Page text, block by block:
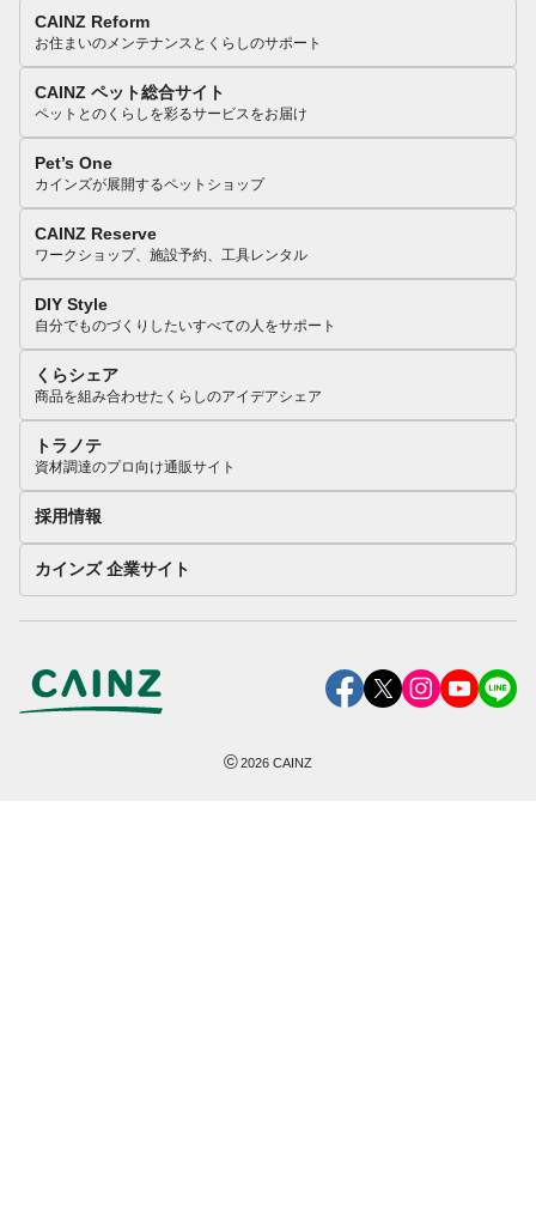
CAINZ Reform
お住まいのメンテナンスとくらしのサポート
CAINZ ペット総合サイト
ペットとのくらしを彩るサービスをお届け
Pet’s One
カインズが展開するペットショップ
CAINZ Reserve
ワークショップ、施設予約、工具レンタル
DIY Style
自分でものづくりしたいすべての人をサポート
くらシェア
商品を組み合わせたくらしのアイデアシェア
トラノテ
資材調達のプロ向け通販サイト
採用情報
カインズ 企業サイト
©2026 CAINZ